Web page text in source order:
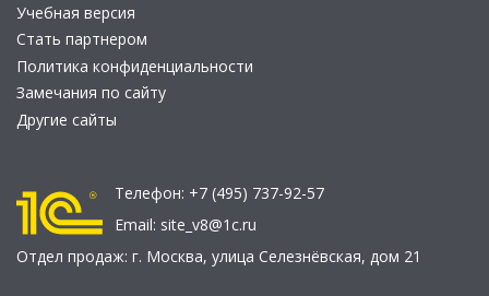
Учебная версия
Стать партнером
Политика конфиденциальности
Замечания по сайту
Другие сайты
Телефон: +7 (495) 737-92-57
Email: site_v8@1c.ru
Отдел продаж: г. Москва, улица Селезнёвская, дом 21